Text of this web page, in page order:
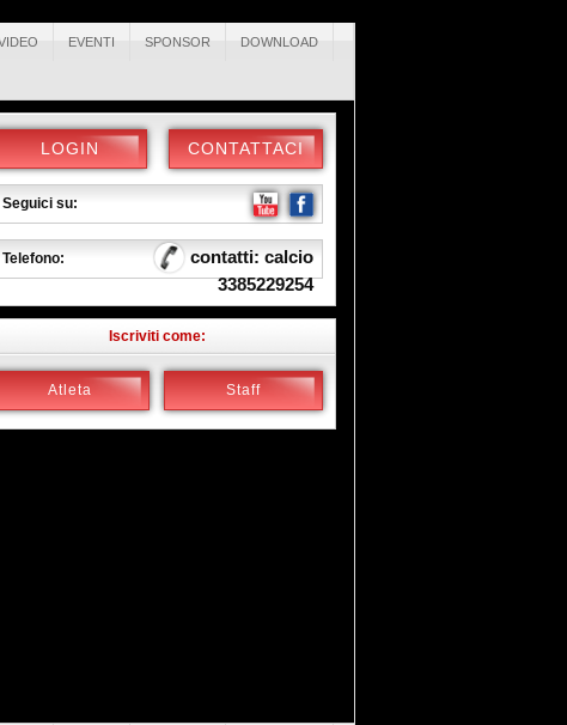
EVENTI SPONSOR DOWNLOAD
LOGIN CONTATTACI
Seguici su:
Telefono:
contatti: calcio
3385229254
Iscriviti come:
Atleta Staff